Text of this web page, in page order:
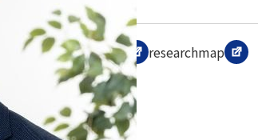
学、惑星気象学
学術リポジトリ researchmap